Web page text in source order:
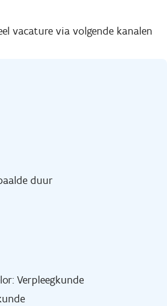
vacature via volgende kanalen
duur
Verpleegkunde